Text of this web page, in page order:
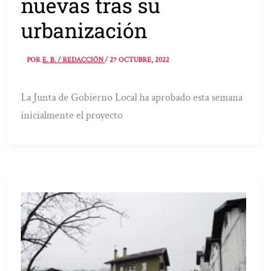
urbanización
PORE. B. / REDACCIÓN/27 OCTUBRE, 2022
La Junta de Gobierno Local ha aprobado esta semana
inicialmente el proyecto